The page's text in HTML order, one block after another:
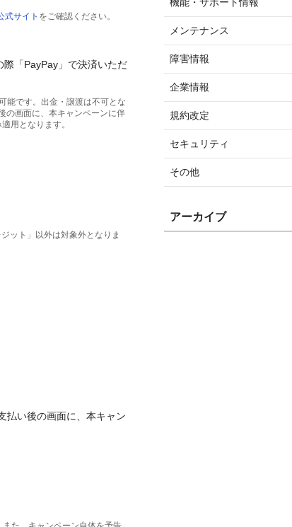
式サイト をご確認ください。
「PayPay」で決済いただ
能です。出金・譲渡は不可とな
の画面に、本キャンペーンに伴
用となります。
ット」以外は対象外となりま
払い後の画面に、本キャン
メンテナンス
障害情報
企業情報
規約改定
セキュリティ
その他
アーカイブ